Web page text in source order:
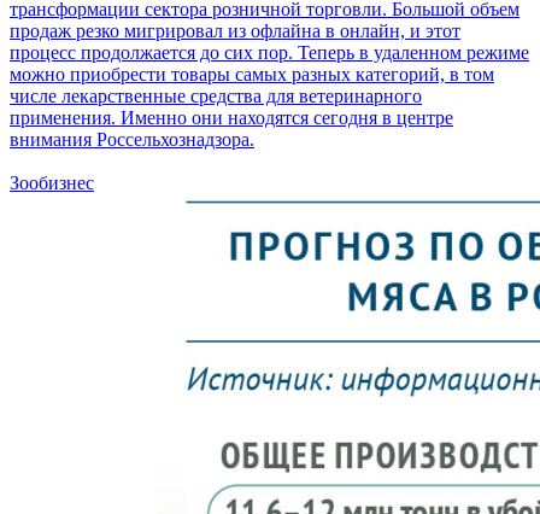
трансформации сектора розничной торговли. Большой объем
продаж резко мигрировал из офлайна в онлайн, и этот
процесс продолжается до сих пор. Теперь в удаленном режиме
можно приобрести товары самых разных категорий, в том
числе лекарственные средства для ветеринарного
применения. Именно они находятся сегодня в центре
внимания Россельхознадзора.
Зообизнес